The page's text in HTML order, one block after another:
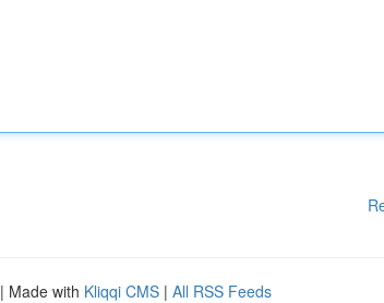
| Made with Kliqqi CMS | All RSS Feeds